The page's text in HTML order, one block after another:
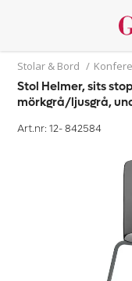
Stolar & Bord /
Stol Helmer, sits
mörkgrå/ljusgrå,
Art.nr: 12-842584